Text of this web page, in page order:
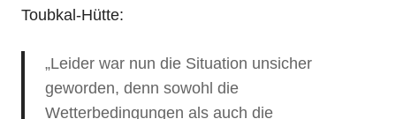
Toubkal-Hütte:
„Leider war nun die Situation unsicher
geworden, denn sowohl die
Wetterbedingungen als auch die